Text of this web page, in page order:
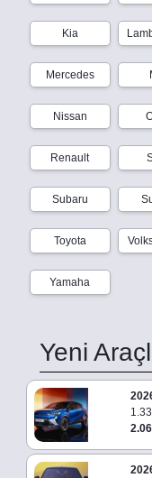
Kia
Mercedes
Nissan
Renault
Subaru
Toyota
Yamaha
Yeni